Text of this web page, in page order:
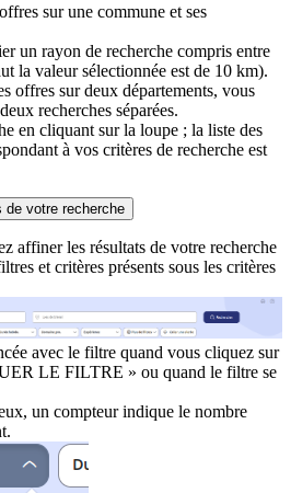
sur une commune et ses
un rayon de recherche compris entre
la valeur sélectionnée est de 10 km).
offres sur deux départements, vous
recherches séparées.
en cliquant sur la loupe ; la liste des
à vos critères de recherche est
votre recherche
affiner les résultats de votre recherche
et critères présents sous les critères
avec le filtre quand vous cliquez sur
LE FILTRE » ou quand le filtre se
un compteur indique le nombre